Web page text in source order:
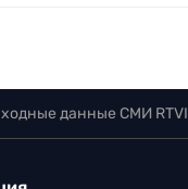
данные СМИ RTVI